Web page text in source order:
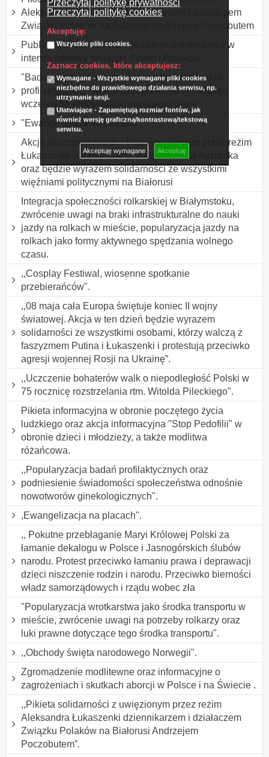
Przeczytaj politykę prywatności
Przeczytaj politykę cookies
Akceptuję:
Wszystkie pliki cookies.
Zaznacz cookies, które akceptujesz:
Wymagane - Wszystkie wymagane pliki cookies
niezbędne do prawidłowego działania serwisu, np.
utrzymanie sesji.
Ułatwiające - Zapamiętują rozmiar fontów, jak
również wersję graficzną/kontrastową/tekstową
serwisu.
Akceptuję wymagane Akceptuję
Aleksandra Łukaszenki dziennikarzem i działaczem
Związku Polaków na Białorusi Andrzejem Poczobutem
Publiczny różaniec, którego celem jest modlitwa w
intencji odnowy moralnej Polski i Polaków.
"Badamy nie tylko mamy" propagowanie badań
profilaktycznych wśród młodych osób w kierunku
wczesnego wykrywania nowotworu piersi
"Ewangelizacja na placach"
Akcja uczczenia Hołdu i Pamięci zabitego przez reżim
Łukaszenki więźnia politycznego Witolda Aszuraka
oraz będzie wyrazem solidarności ze wszystkimi
więźniami politycznymi na Białorusi
Integracja społeczności rolkarskiej w Białymstoku,
zwrócenie uwagi na braki infrastrukturalne do nauki
jazdy na rolkach w mieście, popularyzacja jazdy na
rolkach jako formy aktywnego spędzania wolnego
czasu.
,,Cosplay Festiwal, wiosenne spotkanie
przebierańców".
,,08 maja cała Europa świętuje koniec II wojny
światowej. Akcja w ten dzień będzie wyrazem
solidarności ze wszystkimi osobami, którzy walczą z
faszyzmem Putina i Łukaszenki i protestują przeciwko
agresji wojennej Rosji na Ukrainę”.
,,Uczczenie bohaterów walk o niepodległość Polski w
75 rocznicę rozstrzelania rtm. Witolda Pileckiego".
Pikieta informacyjna w obronie poczętego życia
ludzkiego oraz akcja informacyjna "Stop Pedofilii" w
obronie dzieci i młodzieży, a także modlitwa
różańcowa.
,,Popularyzacja badań profilaktycznych oraz
podniesienie świadomości społeczeństwa odnośnie
nowotworów ginekologicznych".
,Ewangelizacja na placach".
,, Pokutne przebłaganie Maryi Królowej Polski za
łamanie dekalogu w Polsce i Jasnogórskich ślubów
narodu. Protest przeciwko łamaniu prawa i deprawacji
dzieci niszczenie rodzin i narodu. Przeciwko bierności
władz samorządowych i rządu wobec zła
"Popularyzacja wrotkarstwa jako środka transportu w
mieście, zwrócenie uwagi na potrzeby rolkarzy oraz
luki prawne dotyczące tego środka transportu".
,,Obchody święta narodowego Norwegii".
Zgromadzenie modlitewne oraz informacyjne o
zagrożeniach i skutkach aborcji w Polsce i na Świecie .
,,Pikieta solidarności z uwięzionym przez reżim
Aleksandra Łukaszenki dziennikarzem i działaczem
Związku Polaków na Białorusi Andrzejem
Poczobutem”.